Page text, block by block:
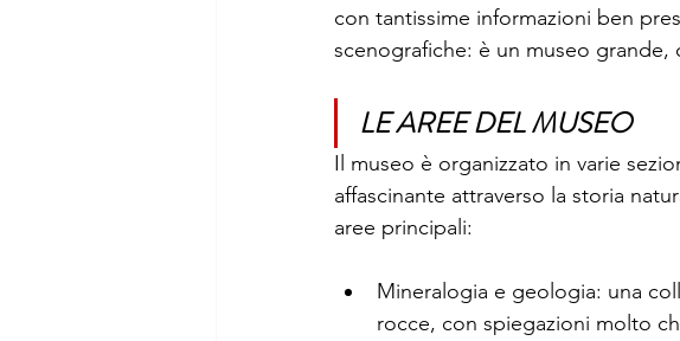
con tantissime informazioni ben
scenografiche: è un museo
LE AREE DEL MUSEO
Il museo è organizzato in varie
affascinante attraverso la storia
aree principali:
Mineralogia e geologia: una
rocce, con spiegazioni molto